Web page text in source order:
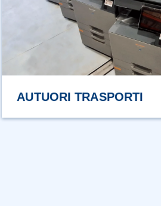
MF PER CLINICA PRIVATA